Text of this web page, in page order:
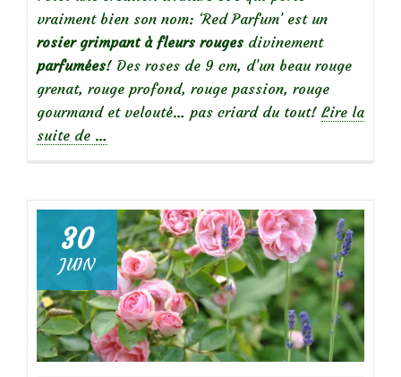
vraiment bien son nom: ‘Red Parfum’ est un
rosier grimpant à fleurs rouges divinement
parfumées! Des roses de 9 cm, d’un beau rouge
grenat, rouge profond, rouge passion, rouge
gourmand et velouté… pas criard du tout! Lire la
suite de
Focus
le
rosier
‘Red
Parfum’
…
30
JUIN